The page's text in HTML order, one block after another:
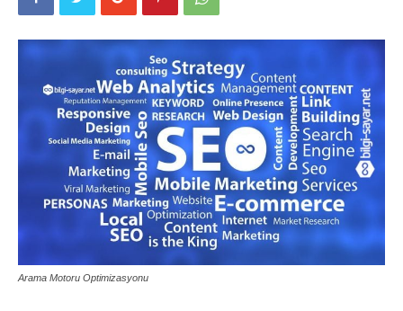
Arama Motoru Optimizasyonu